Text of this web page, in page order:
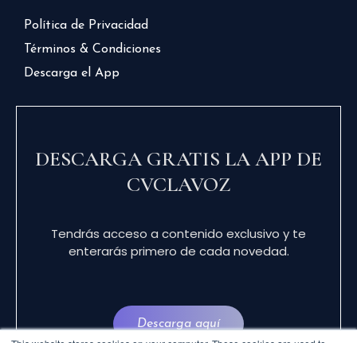
Política de Privacidad
Términos & Condiciones
Descarga el App
DESCARGA GRATIS LA APP DE
CVCLAVOZ
Tendrás acceso a contenido exclusivo y te
enterarás primero de cada novedad.
Descarga aquí